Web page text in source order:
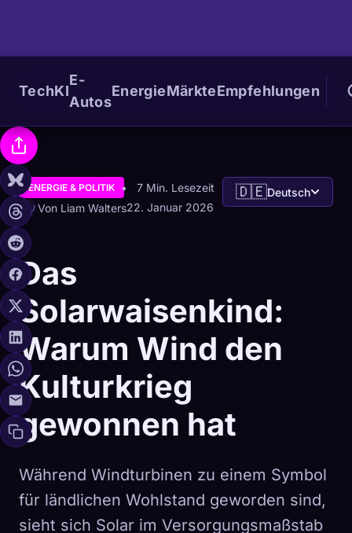
TechKI
E-
Autos
EnergieMärkteEmpfehlungen
ENERGIE & POLITIK
7 Min. Lesezeit
Von Liam Walters22. Januar 2026
🇩🇪Deutsch
Das
Solarwaisenkind:
Warum Wind den
Kulturkrieg
gewonnen hat
Während Windturbinen zu einem Symbol
für ländlichen Wohlstand geworden sind,
sieht sich Solar im Versorgungsmaßstab